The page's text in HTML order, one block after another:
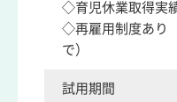
◇育児休業取得実
◇再雇用制度あり
で）
試用期間